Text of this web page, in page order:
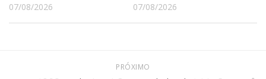
Agenda de Eventos
07/08/2026 07/08/2026
PRÓXIMO